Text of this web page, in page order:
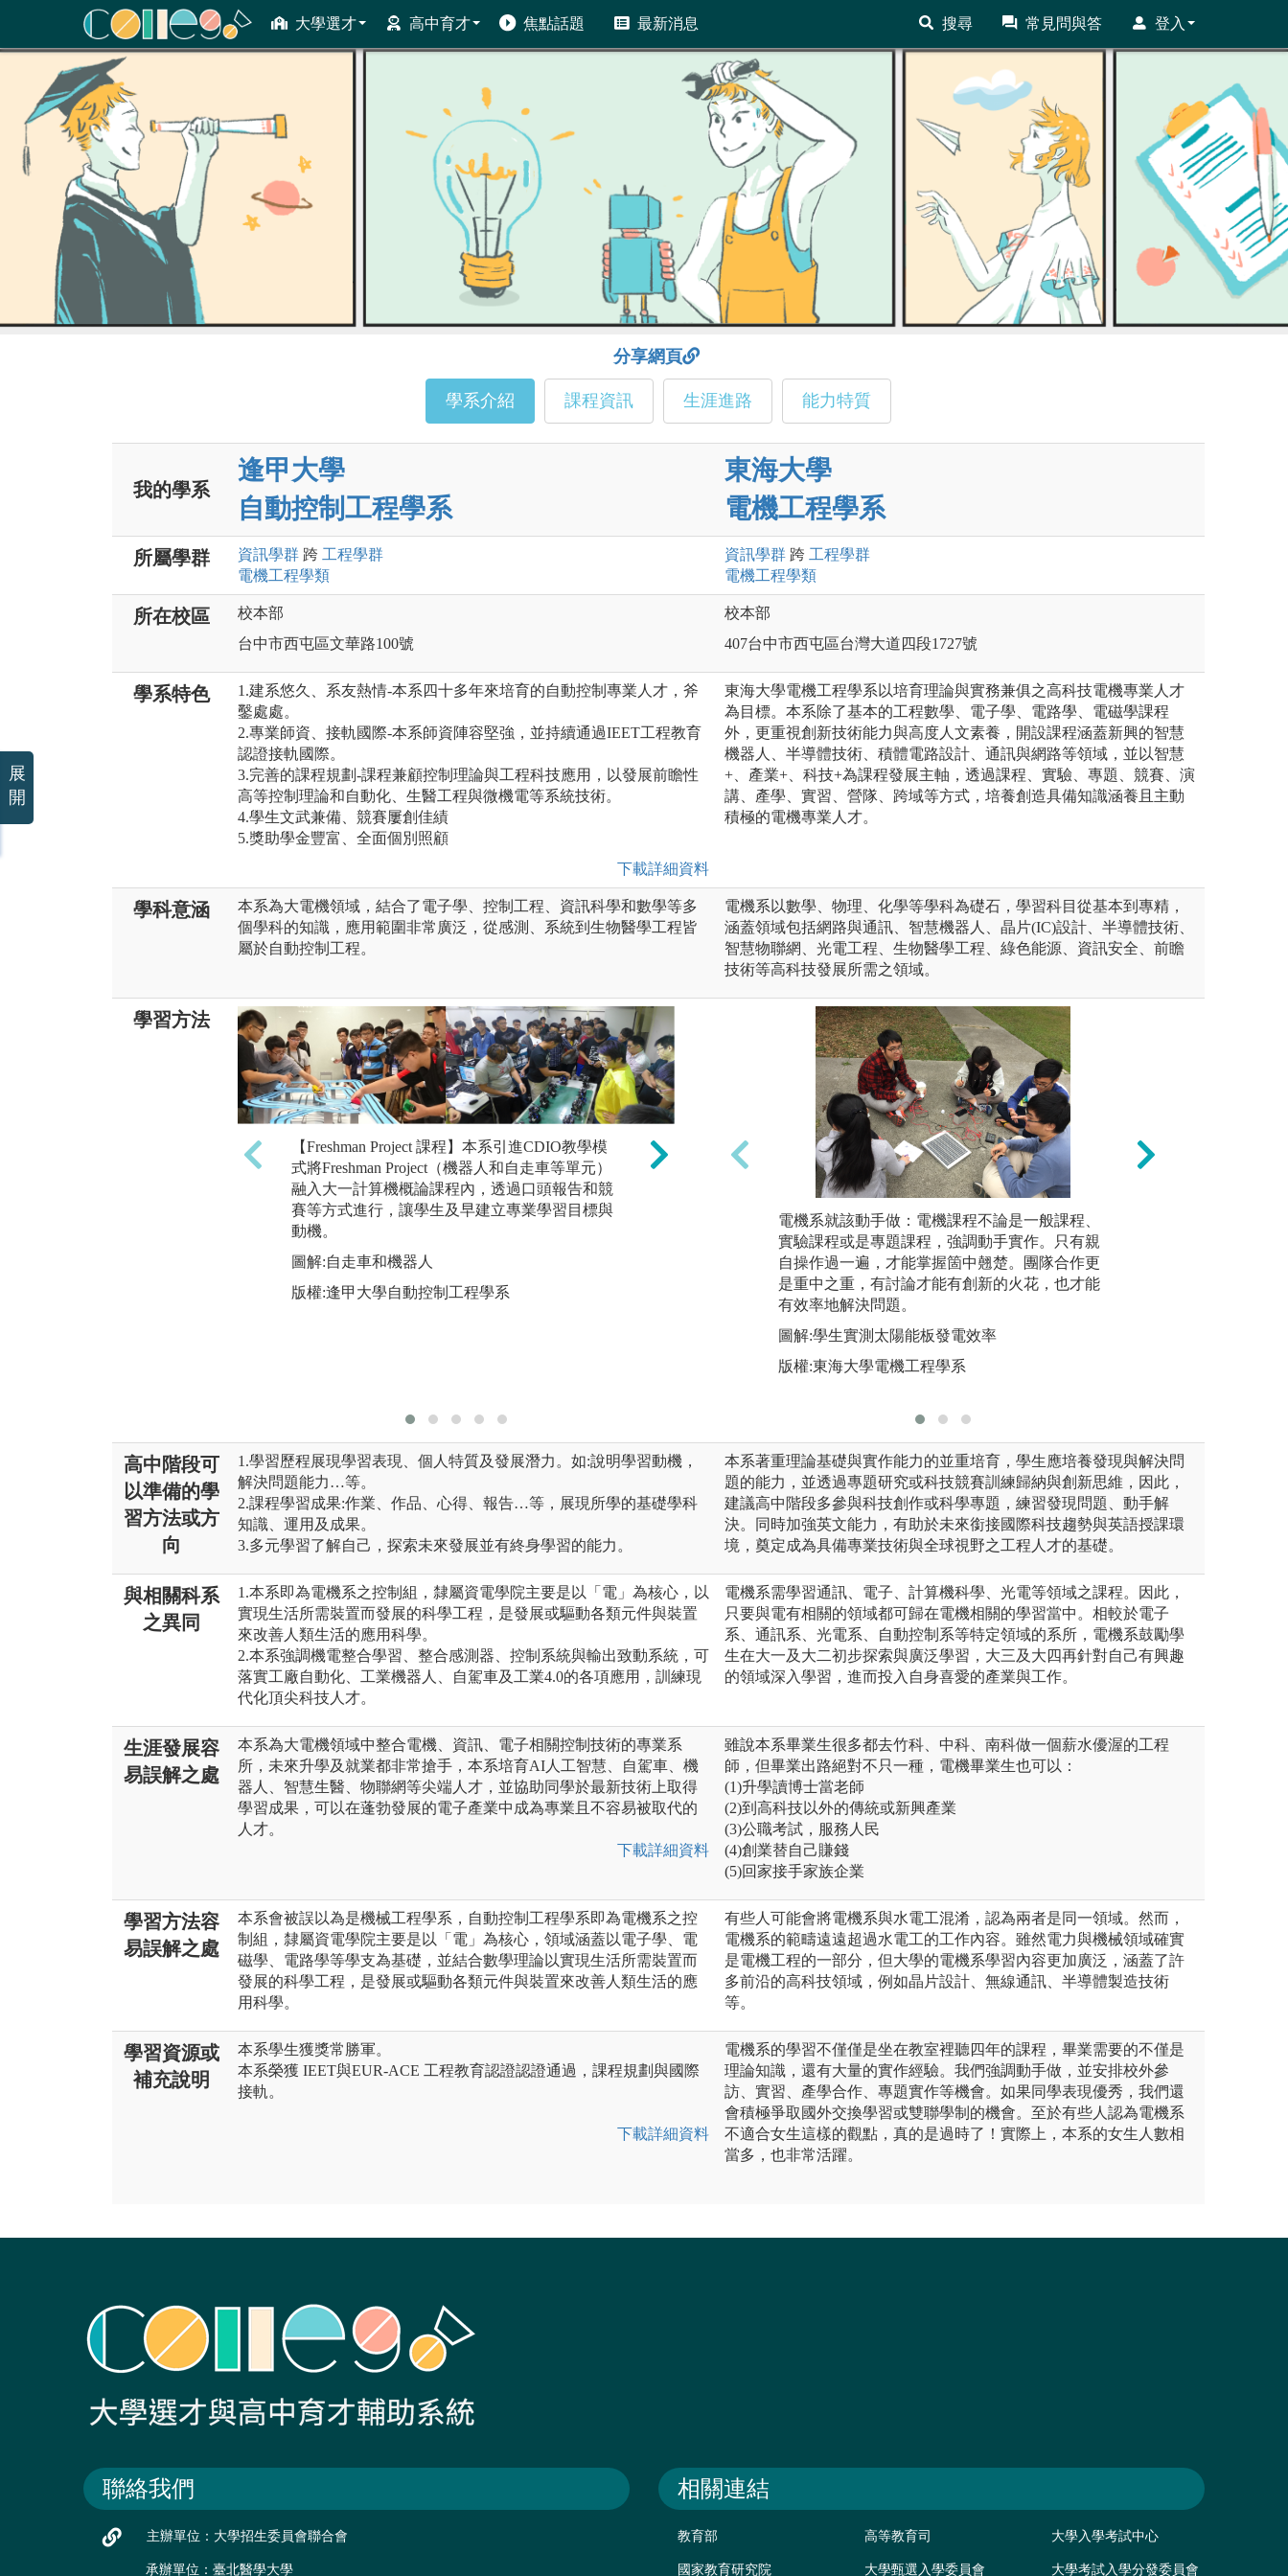
大學選才 高中育才 焦點話題 最新消息 搜尋 常見問與答 登入
ColleGo! 大學選才與高中育才輔助系統
分享網頁
學系介紹 課程資訊 生涯進路 能力特質
我的學系
逢甲大學
自動控制工程學系
東海大學
電機工程學系
所屬學群 資訊學群 跨 工程學群
電機工程學類
資訊學群 跨 工程學群
電機工程學類
所在校區
校本部
台中市西屯區文華路100號
校本部
407台中市西屯區台灣大道四段1727號
學系特色
1.建系悠久、系友熱情-本系四十多年來培育的自動控制專業人才，斧
鑿處處。
2.專業師資、接軌國際-本系師資陣容堅強，並持續通過IEET工程教育
認證接軌國際。
3.完善的課程規劃-課程兼顧控制理論與工程科技應用，以發展前瞻性
高等控制理論和自動化、生醫工程與微機電等系統技術。
4.學生文武兼備、競賽屢創佳績
5.獎助學金豐富、全面個別照顧
下載詳細資料
東海大學電機工程學系以培育理論與實務兼俱之高科技電機專業人才
為目標。本系除了基本的工程數學、電子學、電路學、電磁學課程
外，更重視創新技術能力與高度人文素養，開設課程涵蓋新興的智慧
機器人、半導體技術、積體電路設計、通訊與網路等領域，並以智慧
+、產業+、科技+為課程發展主軸，透過課程、實驗、專題、競賽、演
講、產學、實習、營隊、跨域等方式，培養創造具備知識涵養且主動
積極的電機專業人才。
學科意涵
本系為大電機領域，結合了電子學、控制工程、資訊科學和數學等多
個學科的知識，應用範圍非常廣泛，從感測、系統到生物醫學工程皆
屬於自動控制工程。
電機系以數學、物理、化學等學科為礎石，學習科目從基本到專精，
涵蓋領域包括網路與通訊、智慧機器人、晶片(IC)設計、半導體技術、
智慧物聯網、光電工程、生物醫學工程、綠色能源、資訊安全、前瞻
技術等高科技發展所需之領域。
學習方法
【Freshman Project 課程】本系引進CDIO教學模
式將Freshman Project（機器人和自走車等單元）
融入大一計算機概論課程內，透過口頭報告和競
賽等方式進行，讓學生及早建立專業學習目標與
動機。
圖解:自走車和機器人
版權:逢甲大學自動控制工程學系
【深碗專題課程】本系引進CDIO教學模式設計3
個深碗專題並配合跨年度課程，以培養學生完整
軟、硬體系統之基礎實務實力、邏輯思考、協調
整合、發現問題與解決問題之能力，並培養同學
間的團隊合作的默契。
圖解:深碗專題課程
版權:逢甲大學自動控制工程學系
電機系就該動手做：電機課程不論是一般課程、
實驗課程或是專題課程，強調動手實作。只有親
自操作過一遍，才能掌握箇中翹楚。團隊合作更
是重中之重，有討論才能有創新的火花，也才能
有效率地解決問題。
圖解:學生實測太陽能板發電效率
版權:東海大學電機工程學系
高中階段可
以準備的學
習方法或方
向
1.學習歷程展現學習表現、個人特質及發展潛力。如:說明學習動機，
解決問題能力…等。
2.課程學習成果:作業、作品、心得、報告…等，展現所學的基礎學科
知識、運用及成果。
3.多元學習了解自己，探索未來發展並有終身學習的能力。
本系著重理論基礎與實作能力的並重培育，學生應培養發現與解決問
題的能力，並透過專題研究或科技競賽訓練歸納與創新思維，因此，
建議高中階段多參與科技創作或科學專題，練習發現問題、動手解
決。同時加強英文能力，有助於未來銜接國際科技趨勢與英語授課環
境，奠定成為具備專業技術與全球視野之工程人才的基礎。
與相關科系
之異同
1.本系即為電機系之控制組，隸屬資電學院主要是以「電」為核心，以
實現生活所需裝置而發展的科學工程，是發展或驅動各類元件與裝置
來改善人類生活的應用科學。
2.本系強調機電整合學習、整合感測器、控制系統與輸出致動系統，可
落實工廠自動化、工業機器人、自駕車及工業4.0的各項應用，訓練現
代化頂尖科技人才。
電機系需學習通訊、電子、計算機科學、光電等領域之課程。因此，
只要與電有相關的領域都可歸在電機相關的學習當中。相較於電子
系、通訊系、光電系、自動控制系等特定領域的系所，電機系鼓勵學
生在大一及大二初步探索與廣泛學習，大三及大四再針對自己有興趣
的領域深入學習，進而投入自身喜愛的產業與工作。
生涯發展容
易誤解之處
本系為大電機領域中整合電機、資訊、電子相關控制技術的專業系
所，未來升學及就業都非常搶手，本系培育AI人工智慧、自駕車、機
器人、智慧生醫、物聯網等尖端人才，並協助同學於最新技術上取得
學習成果，可以在蓬勃發展的電子產業中成為專業且不容易被取代的
人才。
下載詳細資料
雖說本系畢業生很多都去竹科、中科、南科做一個薪水優渥的工程
師，但畢業出路絕對不只一種，電機畢業生也可以：
(1)升學讀博士當老師
(2)到高科技以外的傳統或新興產業
(3)公職考試，服務人民
(4)創業替自己賺錢
(5)回家接手家族企業
學習方法容
易誤解之處
本系會被誤以為是機械工程學系，自動控制工程學系即為電機系之控
制組，隸屬資電學院主要是以「電」為核心，領域涵蓋以電子學、電
磁學、電路學等學支為基礎，並結合數學理論以實現生活所需裝置而
發展的科學工程，是發展或驅動各類元件與裝置來改善人類生活的應
用科學。
有些人可能會將電機系與水電工混淆，認為兩者是同一領域。然而，
電機系的範疇遠遠超過水電工的工作內容。雖然電力與機械領域確實
是電機工程的一部分，但大學的電機系學習內容更加廣泛，涵蓋了許
多前沿的高科技領域，例如晶片設計、無線通訊、半導體製造技術
等。
學習資源或
補充說明
本系學生獲獎常勝軍。
本系榮獲 IEET與EUR‑ACE 工程教育認證認證通過，課程規劃與國際
接軌。
下載詳細資料
電機系的學習不僅僅是坐在教室裡聽四年的課程，畢業需要的不僅是
理論知識，還有大量的實作經驗。我們強調動手做，並安排校外參
訪、實習、產學合作、專題實作等機會。如果同學表現優秀，我們還
會積極爭取國外交換學習或雙聯學制的機會。至於有些人認為電機系
不適合女生這樣的觀點，真的是過時了！實際上，本系的女生人數相
當多，也非常活躍。
聯絡我們
主辦單位：大學招生委員會聯合會
承辦單位：臺北醫學大學
相關連結
教育部 高等教育司 大學入學考試中心
國家教育研究院 大學甄選入學委員會 大學考試入學分發委員會
展
開